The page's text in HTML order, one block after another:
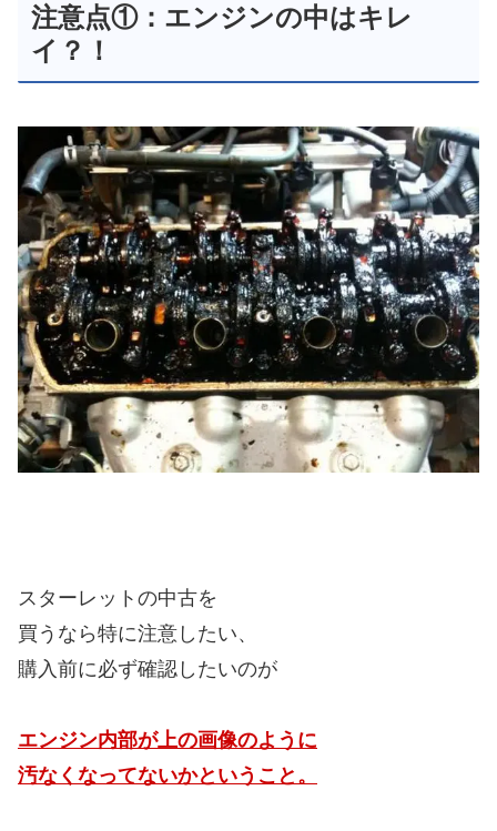
注意点①：エンジンの中はキレ
イ？！
スターレットの中古を
買うなら特に注意したい、
購入前に必ず確認したいのが
エンジン内部が上の画像のように
汚なくなってないかということ。